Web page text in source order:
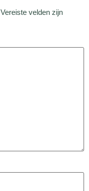
Vereiste velden zijn